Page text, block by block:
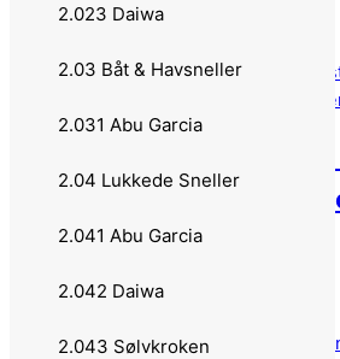
169,00kr Legg i handlekurv
Flatnose Shad JR 15
Transparent Perch
stinger 605744
169,00kr Legg i handlekurv
2.023 Daiwa
2.03 Båt & Havsneller
2.031 Abu Garcia
2.04 Lukkede Sneller
2.041 Abu Garcia
2.042 Daiwa
2.043 Sølvkroken